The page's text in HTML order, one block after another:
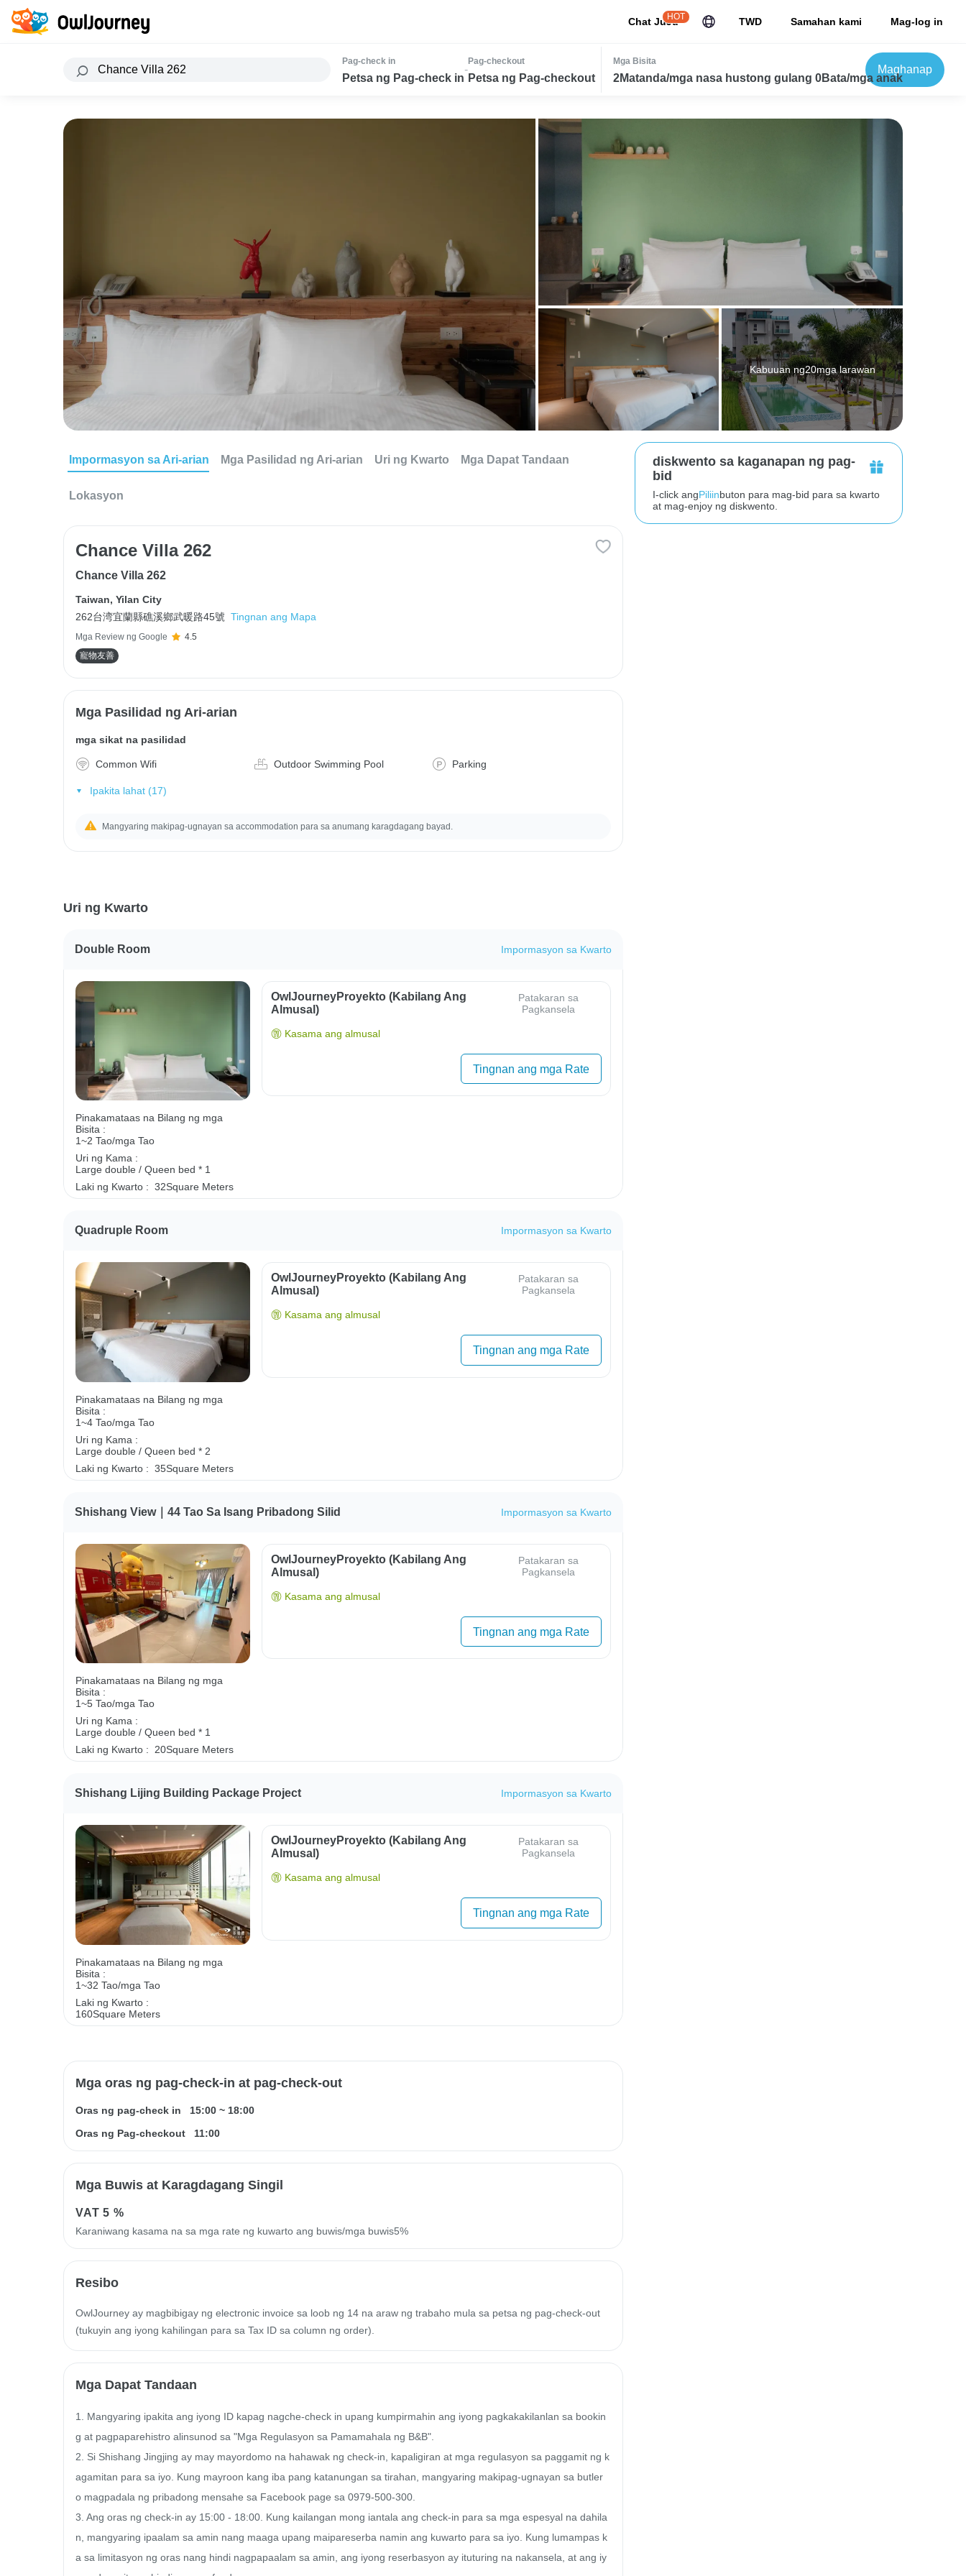
Chat JuJu
HOT TWD Samahan kami Mag-log in
Pag-check in
Petsa ng Pag-check in
-
Pag-checkout
Petsa ng Pag-checkout
Mga Bisita
2Matanda/mga nasa hustong gulang 0Bata/mga anak
Maghanap
Kabuuan ng20mga larawan
Impormasyon sa Ari-arian Mga Pasilidad ng Ari-arian Uri ng Kwarto Mga Dapat Tandaan
Lokasyon
Chance Villa 262
Chance Villa 262
Taiwan, Yilan City
262台湾宜蘭縣礁溪鄉武暖路45號 Tingnan ang Mapa
Mga Review ng Google
4.5
寵物友善
Mga Pasilidad ng Ari-arian
mga sikat na pasilidad
Common Wifi Outdoor Swimming Pool Parking
Ipakita lahat (17)
Mangyaring makipag-ugnayan sa accommodation para sa anumang karagdagang bayad.
Uri ng Kwarto
Double Room Impormasyon sa Kwarto
Pinakamataas na Bilang ng mga
Bisita :
1~2 Tao/mga Tao
Uri ng Kama :
Large double / Queen bed * 1
Laki ng Kwarto : 32Square Meters
OwlJourneyProyekto (Kabilang Ang
Almusal)
Patakaran sa
Pagkansela
Kasama ang almusal
Tingnan ang mga Rate
Quadruple Room Impormasyon sa Kwarto
Pinakamataas na Bilang ng mga
Bisita :
1~4 Tao/mga Tao
Uri ng Kama :
Large double / Queen bed * 2
Laki ng Kwarto : 35Square Meters
OwlJourneyProyekto (Kabilang Ang
Almusal)
Patakaran sa
Pagkansela
Kasama ang almusal
Tingnan ang mga Rate
Shishang View｜44 Tao Sa Isang Pribadong Silid Impormasyon sa Kwarto
Pinakamataas na Bilang ng mga
Bisita :
1~5 Tao/mga Tao
Uri ng Kama :
Large double / Queen bed * 1
Laki ng Kwarto : 20Square Meters
OwlJourneyProyekto (Kabilang Ang
Almusal)
Patakaran sa
Pagkansela
Kasama ang almusal
Tingnan ang mga Rate
Shishang Lijing Building Package Project Impormasyon sa Kwarto
Pinakamataas na Bilang ng mga
Bisita :
1~32 Tao/mga Tao
Laki ng Kwarto :
160Square Meters
OwlJourneyProyekto (Kabilang Ang
Almusal)
Patakaran sa
Pagkansela
Kasama ang almusal
Tingnan ang mga Rate
Mga oras ng pag-check-in at pag-check-out
Oras ng pag-check in 15:00 ~ 18:00
Oras ng Pag-checkout
11:00
Mga Buwis at Karagdagang Singil
VAT5 %
Karaniwang kasama na sa mga rate ng kuwarto ang buwis/mga buwis5%
Resibo
OwlJourney ay magbibigay ng electronic invoice sa loob ng 14 na araw ng trabaho mula sa petsa ng pag-check-out
(tukuyin ang iyong kahilingan para sa Tax ID sa column ng order).
Mga Dapat Tandaan
1. Mangyaring ipakita ang iyong ID kapag nagche-check in upang kumpirmahin ang iyong pagkakakilanlan sa bookin
g at pagpaparehistro alinsunod sa "Mga Regulasyon sa Pamamahala ng B&B".
2. Si Shishang Jingjing ay may mayordomo na hahawak ng check-in, kapaligiran at mga regulasyon sa paggamit ng k
agamitan para sa iyo. Kung mayroon kang iba pang katanungan sa tirahan, mangyaring makipag-ugnayan sa butler
o magpadala ng pribadong mensahe sa Facebook page sa 0979-500-300.
3. Ang oras ng check-in ay 15:00 - 18:00. Kung kailangan mong iantala ang check-in para sa mga espesyal na dahila
n, mangyaring ipaalam sa amin nang maaga upang maipareserba namin ang kuwarto para sa iyo. Kung lumampas k
a sa limitasyon ng oras nang hindi nagpapaalam sa amin, ang iyong reserbasyon ay ituturing na nakansela, at ang iy
diskwento sa kaganapan ng pag-
bid
I-click angPiliinbuton para mag-bid para sa kwarto
at mag-enjoy ng diskwento.